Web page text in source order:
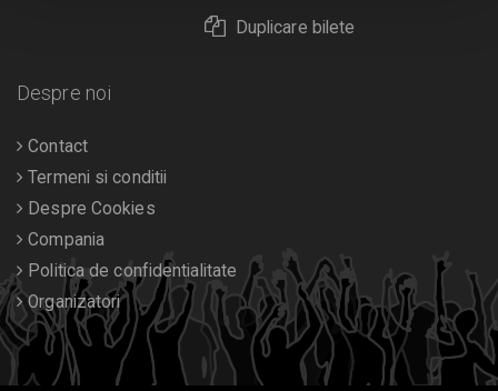
Duplicare bilete
Despre noi
Contact
Termeni si conditii
Despre Cookies
Compania
Politica de confidentialitate
Organizatori